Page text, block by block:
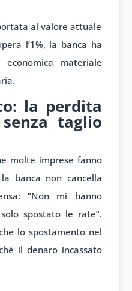
al valore attuale
l’1%, la banca ha
economica materiale
la perdita
taglio
molte imprese fanno
banca non cancella
“Non mi hanno
spostato le rate”.
lo spostamento nel
il denaro incassato